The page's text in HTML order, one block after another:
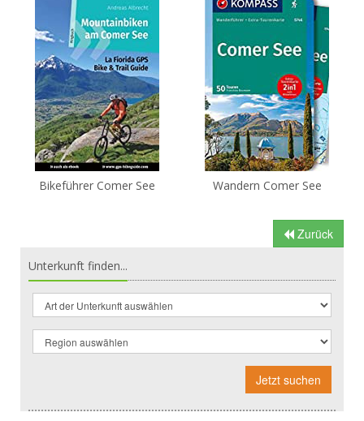
Bikeführer Comer See Wandern Comer See
Zurück
Unterkunft finden...
Jetzt suchen